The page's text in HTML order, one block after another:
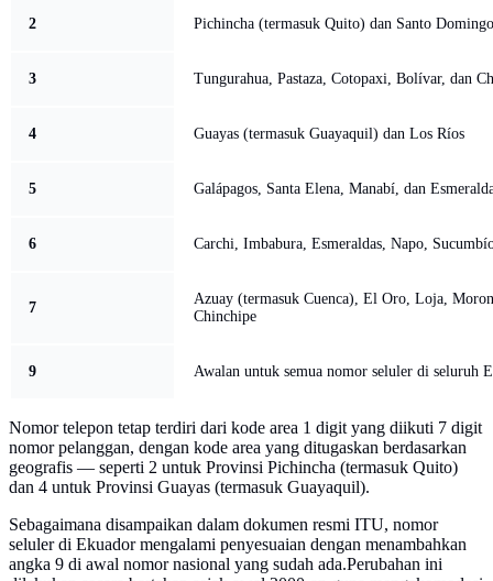
2 Pichincha (termasuk Quito) dan Santo Domingo
3 Tungurahua, Pastaza, Cotopaxi, Bolívar, dan
4 Guayas (termasuk Guayaquil) dan Los Ríos
5 Galápagos, Santa Elena, Manabí, dan
6 Carchi, Imbabura, Esmeraldas, Napo,
7
Azuay (termasuk Cuenca), El Oro, Loja,
Chinchipe
9 Awalan untuk semua nomor seluler di seluruh
Nomor telepon tetap terdiri dari kode area 1 digit yang diikuti 7 digit
nomor pelanggan, dengan kode area yang ditugaskan berdasarkan
geografis — seperti 2 untuk Provinsi Pichincha (termasuk Quito)
dan 4 untuk Provinsi Guayas (termasuk Guayaquil).
Sebagaimana disampaikan dalam dokumen resmi ITU, nomor
seluler di Ekuador mengalami penyesuaian dengan menambahkan
angka 9 di awal nomor nasional yang sudah ada.Perubahan ini